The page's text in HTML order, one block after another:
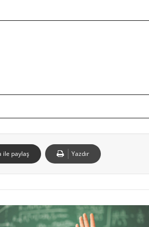
ile paylaş Yazdır